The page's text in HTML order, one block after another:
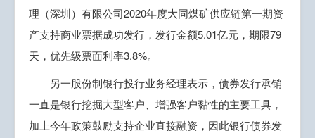
理（深圳）有限公司2020年度大同煤矿供应链第一期资
产支持商业票据成功发行，发行金额5.01亿元，期限79
天，优先级票面利率3.8%。
另一股份制银行投行业务经理表示，债券发行承销
一直是银行挖掘大型客户、增强客户黏性的主要工具，
加上今年政策鼓励支持企业直接融资，因此银行债券发